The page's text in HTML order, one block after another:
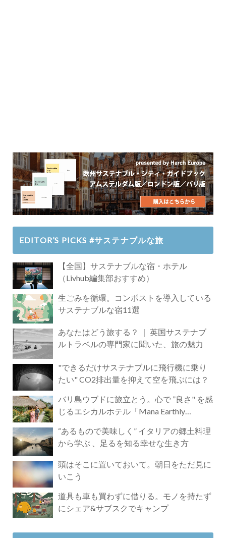
EDITOR’S PICKS #サステナブルな旅
【全国】サステナブルな宿・ホテル
（Livhub編集部おすすめ）
生ごみを循環。コンポストを導入している
サステナブルな宿11選
あなたはどう旅する？ ｜ 英国サステナブ
ルトラベルの専門家に聞いた、旅の魅力
"できるだけサステナブルに飛行機に乗り
たい" CO2排出量を抑えて空を飛ぶには？
バリ島ウブドに旅立とう。心で ”良さ" を感
じるエシカルホテル「Mana Earthly
“あるもので美味しく” イタリアの郷土料理
から学ぶ 、足るを知る幸せな生き方
頭はそこに置いておいて。朝日をただ見に
いこう
道具も車も買わずに借りる。モノを持たず
にシェア&サブスクでキャンプ